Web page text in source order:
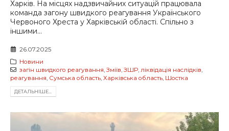
Харків. На місцях надзвичайних ситуацій працювала
команда загону швидкого реагування Українського
Червоного Хреста у Харківській області. Спільно з
іншими...
26.07.2025
Новини
загін швидкого реагування Зміїв ЗШР, ліквідація наслідків
реагування Сумська область Харківська область Шостка
ДЕТАЛЬНIШЕ...